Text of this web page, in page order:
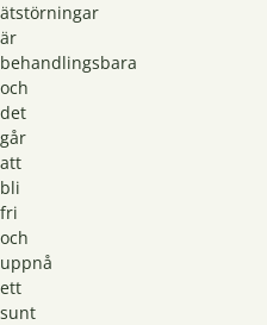
ätstörningar
är
behandlingsbara
och
det
går
att
bli
fri
och
uppnå
ett
sunt